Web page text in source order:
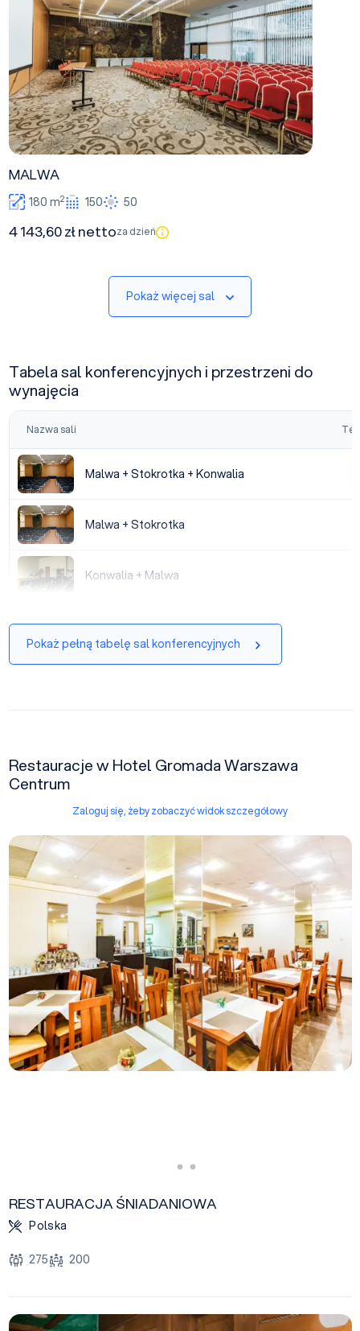
MALWA
180 m2 150 50
4 143,60 zł nettoza dzień
Pokaż więcej sal
Tabela sal konferencyjnych i przestrzeni do
wynajęcia
Nazwa sali
Malwa + Stokrotka + Konwalia
Malwa + Stokrotka + Konwalia
Malwa + Stokrotka
Malwa + Stokrotka
Konwalia + Malwa
Konwalia + Malwa
Pokaż pełną tabelę sal konferencyjnych
Restauracje w Hotel Gromada Warszawa
Centrum
Zaloguj się, żeby zobaczyć widok szczegółowy
RESTAURACJA ŚNIADANIOWA
Polska
275 200